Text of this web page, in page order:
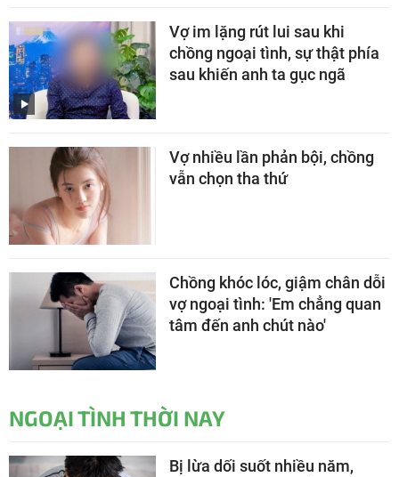
Vợ im lặng rút lui sau khi
chồng ngoại tình, sự thật phía
sau khiến anh ta gục ngã
Vợ nhiều lần phản bội, chồng
vẫn chọn tha thứ
Chồng khóc lóc, giậm chân dỗi
vợ ngoại tình: 'Em chẳng quan
tâm đến anh chút nào'
NGOẠI TÌNH THỜI NAY
Bị lừa dối suốt nhiều năm,